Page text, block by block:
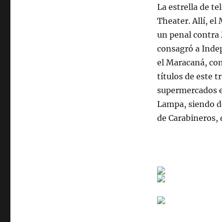
La estrella de
Theater. Allí, el
un penal contra
consagró a
el Maracaná,
títulos de este
supermercados
Lampa, siendo
de Carabineros,